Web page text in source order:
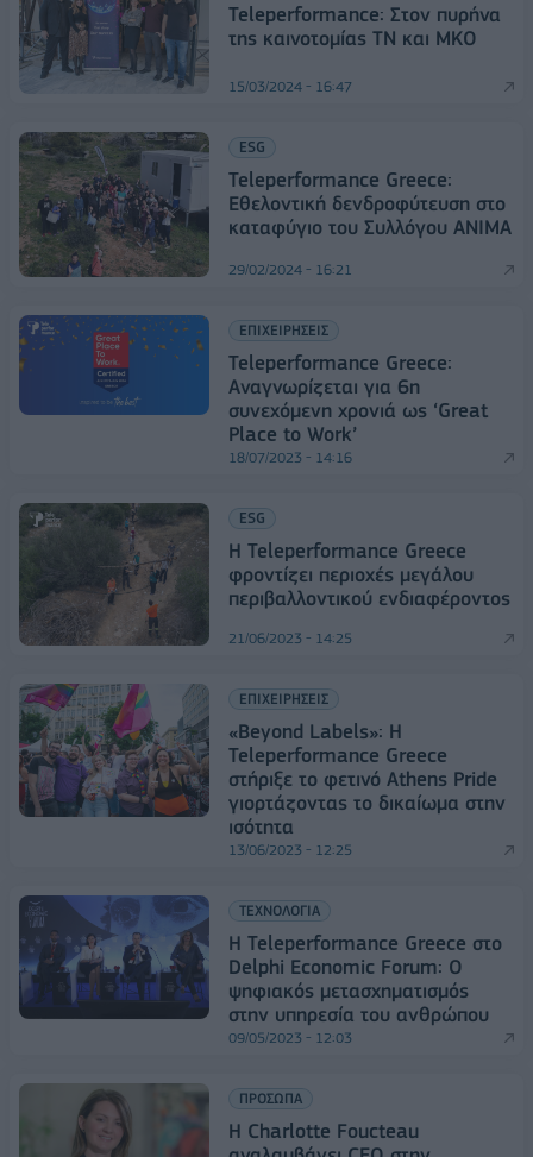
Teleperformance: Στον πυρήνα
της καινοτομίας ΤΝ και ΜΚΟ
15/03/2024 - 16:47
ESG
Teleperformance Greece:
Εθελοντική δενδροφύτευση στο
καταφύγιο του Συλλόγου ANIMA
29/02/2024 - 16:21
ΕΠΙΧΕΙΡΗΣΕΙΣ
Teleperformance Greece:
Αναγνωρίζεται για 6η
συνεχόμενη χρονιά ως ‘Great
Place to Work’
18/07/2023 - 14:16
ESG
Η Teleperformance Greece
φροντίζει περιοχές μεγάλου
περιβαλλοντικού ενδιαφέροντος
21/06/2023 - 14:25
ΕΠΙΧΕΙΡΗΣΕΙΣ
«Beyond Labels»: Η
Teleperformance Greece
στήριξε το φετινό Athens Pride
γιορτάζοντας το δικαίωμα στην
ισότητα
13/06/2023 - 12:25
ΤΕΧΝΟΛΟΓΙΑ
Η Teleperformance Greece στο
Delphi Economic Forum: Ο
ψηφιακός μετασχηματισμός
στην υπηρεσία του ανθρώπου
09/05/2023 - 12:03
ΠΡΟΣΩΠΑ
Η Charlotte Foucteau